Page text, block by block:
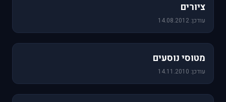
ציורים
עודכן: 14.08.2012
מטוסי נוסעים
עודכן: 14.11.2010